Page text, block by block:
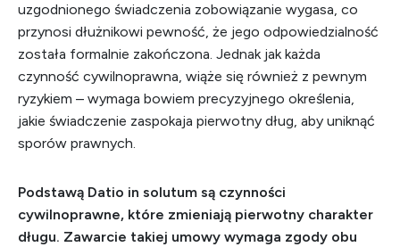
uzgodnionego świadczenia zobowiązanie wygasa, co
przynosi dłużnikowi pewność, że jego odpowiedzialność
została formalnie zakończona. Jednak jak każda
czynność cywilnoprawna, wiąże się również z pewnym
ryzykiem – wymaga bowiem precyzyjnego określenia,
jakie świadczenie zaspokaja pierwotny dług, aby uniknąć
sporów prawnych.
Podstawą Datio in solutum są czynności
cywilnoprawne, które zmieniają pierwotny charakter
długu. Zawarcie takiej umowy wymaga zgody obu